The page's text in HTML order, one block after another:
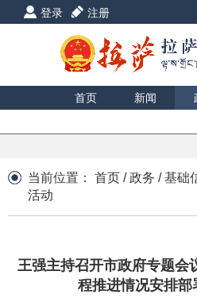
登录 注册
首页 新闻
当前位置： 首页 /政务 /基础
活动
王强主持召开市政府专题会
程推进情况安排部